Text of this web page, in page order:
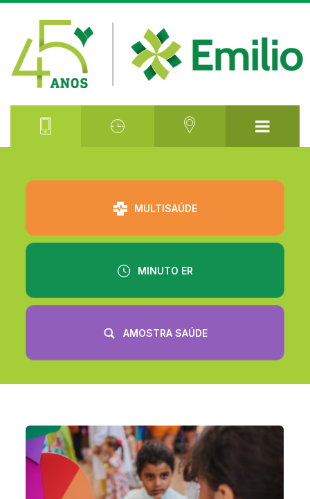
MULTISAÚDE
MINUTO ER
AMOSTRA SAÚDE